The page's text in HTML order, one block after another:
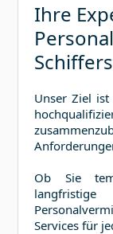
Ihre
Unser Ziel
Ob Sie
Services für